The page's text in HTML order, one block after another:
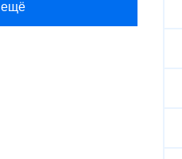
ещё